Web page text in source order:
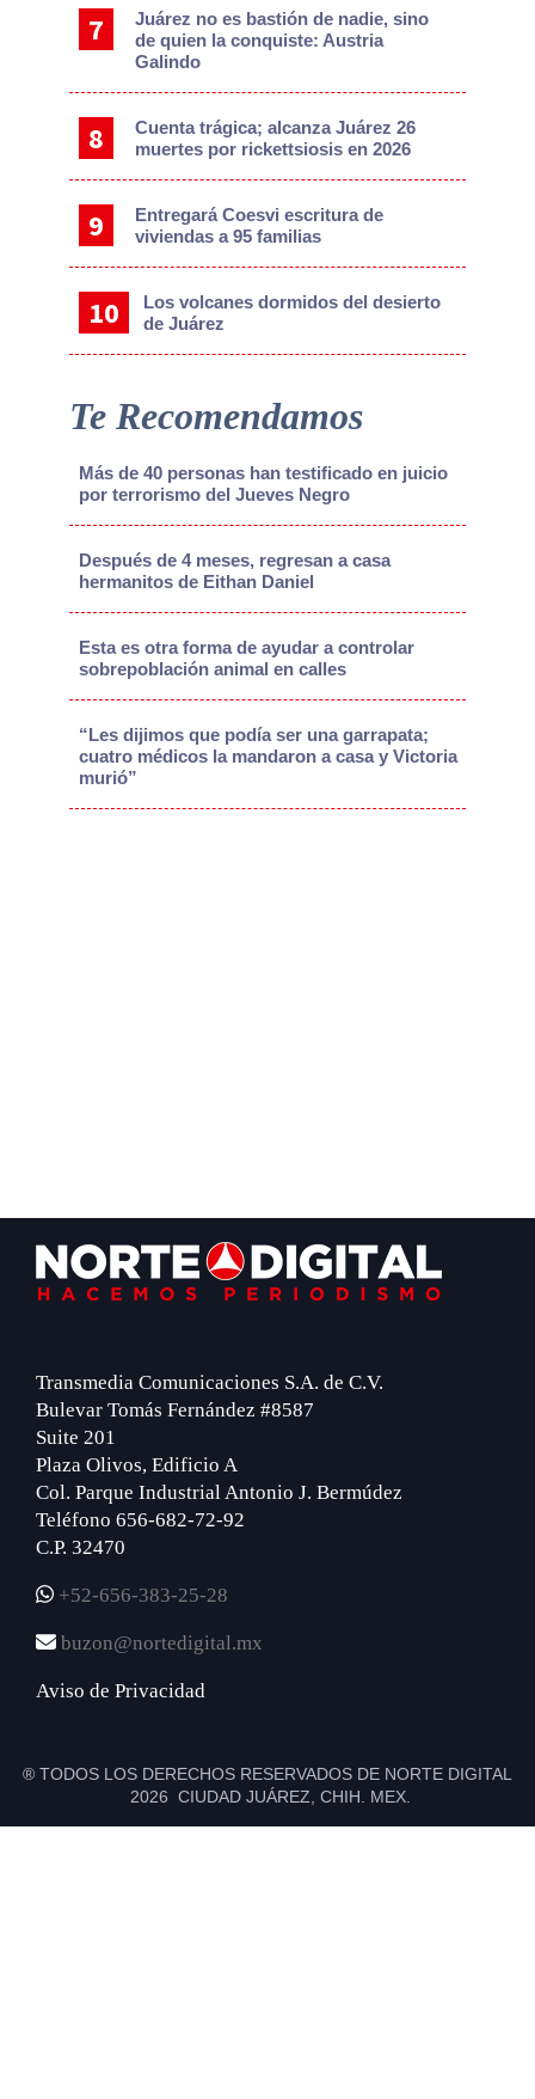
Juárez no es bastión de nadie, sino
de quien la conquiste: Austria
Galindo
Cuenta trágica; alcanza Juárez 26
muertes por rickettsiosis en 2026
Entregará Coesvi escritura de
viviendas a 95 familias
Los volcanes dormidos del desierto
de Juárez
Te Recomendamos
Más de 40 personas han testificado en juicio
por terrorismo del Jueves Negro
Después de 4 meses, regresan a casa
hermanitos de Eithan Daniel
Esta es otra forma de ayudar a controlar
sobrepoblación animal en calles
“Les dijimos que podía ser una garrapata;
cuatro médicos la mandaron a casa y Victoria
murió”
Footer
Transmedia Comunicaciones S.A. de C.V.
Bulevar Tomás Fernández #8587
Suite 201
Plaza Olivos, Edificio A
Col. Parque Industrial Antonio J. Bermúdez
Teléfono 656-682-72-92
C.P. 32470
+52-656-383-25-28
buzon@nortedigital.mx
Aviso de Privacidad
® TODOS LOS DERECHOS RESERVADOS DE NORTE DIGITAL
2026 CIUDAD JUÁREZ, CHIH. MEX.